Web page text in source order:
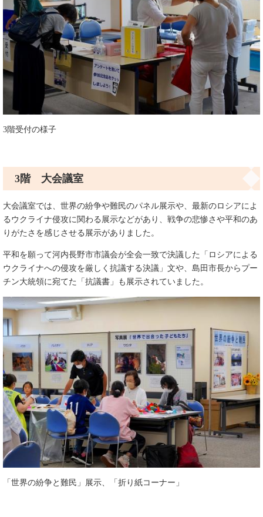
3階受付の様子
3階 大会議室
大会議室では、世界の紛争や難民のパネル展示や、最新のロシアによ
るウクライナ侵攻に関わる展示などがあり、戦争の悲惨さや平和のあ
りがたさを感じさせる展示がありました。
平和を願って河内長野市市議会が全会一致で決議した「ロシアによる
ウクライナへの侵攻を厳しく抗議する決議」文や、島田市長からプー
チン大統領に宛てた「抗議書」も展示されていました。
「世界の紛争と難民」展示、「折り紙コーナー」